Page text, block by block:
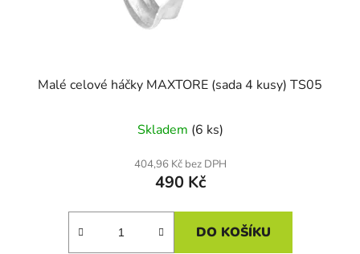
Malé celové háčky MAXTORE (sada 4 kusy) TS05
Skladem (6 ks)
404,96 Kč bez DPH
490 Kč
DO KOŠÍKU